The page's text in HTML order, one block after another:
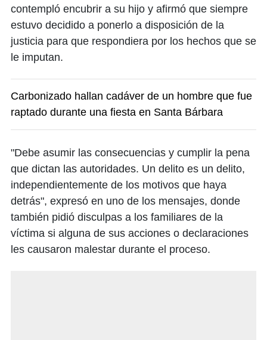
contempló encubrir a su hijo y afirmó que siempre
estuvo decidido a ponerlo a disposición de la
justicia para que respondiera por los hechos que se
le imputan.
Carbonizado hallan cadáver de un hombre que fue
raptado durante una fiesta en Santa Bárbara
"Debe asumir las consecuencias y cumplir la pena
que dictan las autoridades. Un delito es un delito,
independientemente de los motivos que haya
detrás", expresó en uno de los mensajes, donde
también pidió disculpas a los familiares de la
víctima si alguna de sus acciones o declaraciones
les causaron malestar durante el proceso.